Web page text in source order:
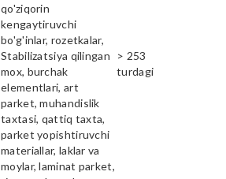
qo'ziqorin
kengaytiruvchi
bo'g'inlar, rozetkalar,
Stabilizatsiya qilingan
mox, burchak
elementlari, art
parket, muhandislik
taxtasi, qattiq taxta,
parket yopishtiruvchi
materiallar, laklar va
moylar, laminat parket,
> 253
turdagi